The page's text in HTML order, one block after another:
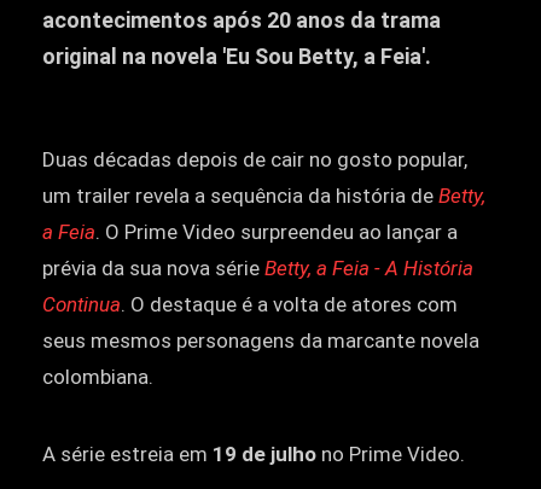
acontecimentos após 20 anos da trama
original na novela 'Eu Sou Betty, a Feia'.
Duas décadas depois de cair no gosto popular,
um trailer revela a sequência da história de Betty,
a Feia. O Prime Video surpreendeu ao lançar a
prévia da sua nova série Betty, a Feia - A História
Continua. O destaque é a volta de atores com
seus mesmos personagens da marcante novela
colombiana.
A série estreia em 19 de julho no Prime Video.